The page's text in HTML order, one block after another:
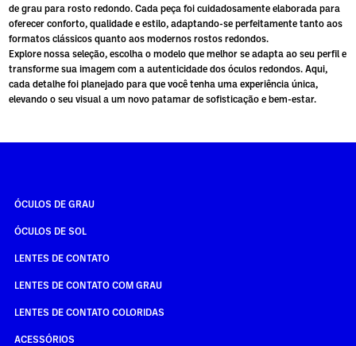
de grau para rosto redondo. Cada peça foi cuidadosamente elaborada para
oferecer conforto, qualidade e estilo, adaptando-se perfeitamente tanto aos
formatos clássicos quanto aos modernos rostos redondos.
Explore nossa seleção, escolha o modelo que melhor se adapta ao seu perfil e
transforme sua imagem com a autenticidade dos óculos redondos. Aqui,
cada detalhe foi planejado para que você tenha uma experiência única,
elevando o seu visual a um novo patamar de sofisticação e bem-estar.
ÓCULOS DE GRAU
ÓCULOS DE SOL
LENTES DE CONTATO
LENTES DE CONTATO COM GRAU
LENTES DE CONTATO COLORIDAS
ACESSÓRIOS